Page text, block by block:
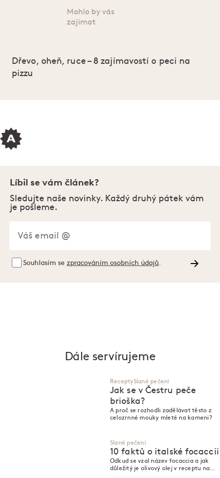
Mohlo by vás
zajímat
Dřevo, oheň, ruce – 8 zajímavostí o peci na
pizzu
Líbil se vám článek?
Sledujte naše novinky. Každý druhý pátek vám
je pošleme.
Souhlasím se zpracováním osobních údajů
Dále servírujeme
ReceptySlané pečení
Jak se v Čestru peče
brioška?
A proč se rozhodli zadělávat těsto z
celozrnné mouky mleté na kameni?
Slané pečení
10 faktů o italské focaccii
Odkud se vzal název focaccia a jak
důležitý je olivový olej v receptu na